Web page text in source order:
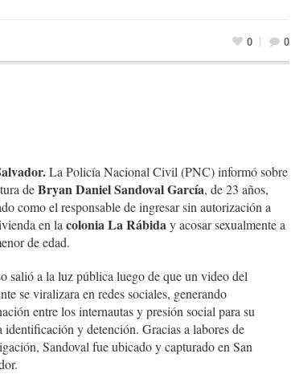
0 0
La Policía Nacional Civil (PNC) informó sobre
deBryan Daniel Sandoval García, de 23 años,
como el responsable de ingresar sin autorización a
en lacolonia La Rábiday acosar sexualmente a
de edad.
salió a la luz pública luego de que un video del
se viralizara en redes sociales, generando
entre los internautas y presión social para su
identificación y detención. Gracias a labores de
Sandoval fue ubicado y capturado en San